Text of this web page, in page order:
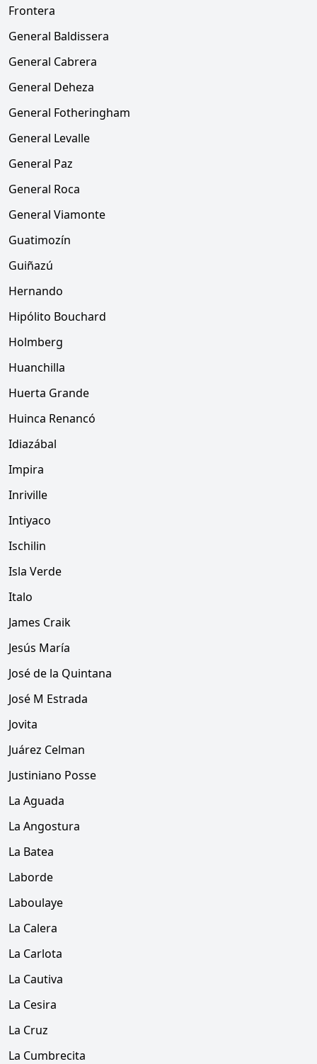
Frontera
General Baldissera
General Cabrera
General Deheza
General Fotheringham
General Levalle
General Paz
General Roca
General Viamonte
Guatimozín
Guiñazú
Hernando
Hipólito Bouchard
Holmberg
Huanchilla
Huerta Grande
Huinca Renancó
Idiazábal
Impira
Inriville
Intiyaco
Ischilin
Isla Verde
Italo
James Craik
Jesús María
José de la Quintana
José M Estrada
Jovita
Juárez Celman
Justiniano Posse
La Aguada
La Angostura
La Batea
Laborde
Laboulaye
La Calera
La Carlota
La Cautiva
La Cesira
La Cruz
La Cumbrecita